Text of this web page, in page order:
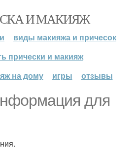
И МАКИЯЖ
виды макияжа и причесок
прически и макияж
на дому
игры отзывы
для